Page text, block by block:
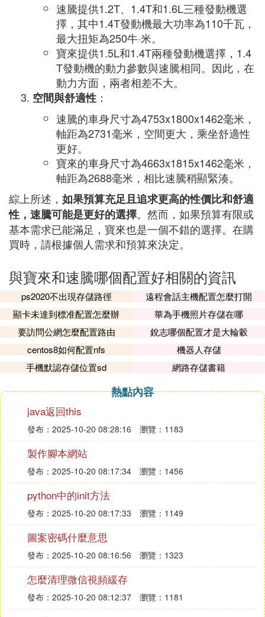
速騰提供1.2T、1.4T和1.6L三種發動機選
擇，其中1.4T發動機最大功率為110千瓦，
最大扭矩為250牛·米。
寶來提供1.5L和1.4T兩種發動機選擇，1.4
T發動機的動力參數與速騰相同。因此，在
動力方面，兩者相差不大。
空間與舒適性 ：
速騰的車身尺寸為4753x1800x1462毫米，
軸距為2731毫米，空間更大，乘坐舒適性
更好。
寶來的車身尺寸為4663x1815x1462毫米，
軸距為2688毫米，相比速騰稍顯緊湊。
綜上所述， 如果預算充足且追求更高的性價比和舒適
性，速騰可能是更好的選擇。然而，如果預算有限或
基本需求已能滿足，寶來也是一個不錯的選擇。在購
買時，請根據個人需求和預算來決定。
與寶來和速騰哪個配置好相關的資訊
ps2020不出現存儲路徑
遠程會話主機配置怎麼打開
顯卡未達到標准配置怎麼辦
華為手機照片存儲在哪
要訪問公網怎麼配置路由
銳志哪個配置才是大輪轂
centos8如何配置nfs
機器人存儲
手機默認存儲位置sd
網路存儲書籍
熱點內容
java返回this
發布：2025-10-20 08:28:16 瀏覽：1183
製作腳本網站
發布：2025-10-20 08:17:34 瀏覽：1456
python中的init方法
發布：2025-10-20 08:17:33 瀏覽：1149
圖案密碼什麼意思
發布：2025-10-20 08:16:56 瀏覽：1323
怎麼清理微信視頻緩存
發布：2025-10-20 08:12:37 瀏覽：1181